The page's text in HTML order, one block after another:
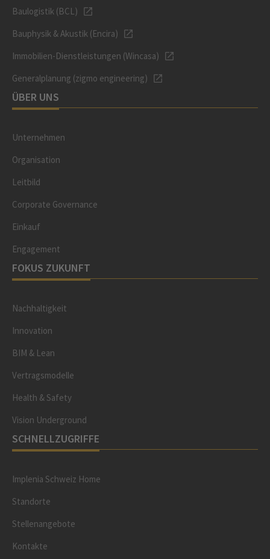
Baulogistik (BCL)
Bauphysik & Akustik (Encira)
Immobilien-Dienstleistungen (Wincasa)
Generalplanung (zigmo engineering)
ÜBER UNS
Unternehmen
Organisation
Leitbild
Corporate Governance
Einkauf
Engagement
FOKUS ZUKUNFT
Nachhaltigkeit
Innovation
BIM & Lean
Vertragsmodelle
Health & Safety
Vision Underground
SCHNELLZUGRIFFE
Implenia Schweiz Home
Standorte
Stellenangebote
Kontakte